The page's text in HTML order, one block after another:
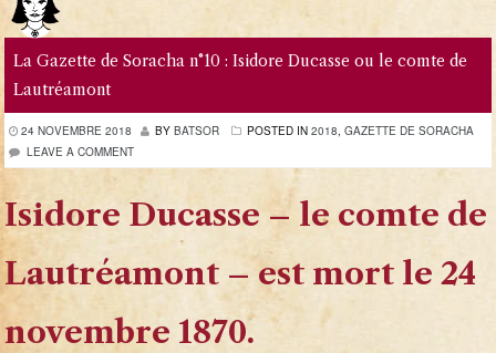
La Gazette de Soracha n°10 : Isidore Ducasse ou le comte de
Lautréamont
24 NOVEMBRE 2018 BY BATSOR POSTED IN 2018 GAZETTE DE SORACHA
LEAVE A COMMENT
Isidore Ducasse – le comte de
Lautréamont – est mort le 24
novembre 1870.